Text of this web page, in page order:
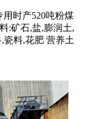
用时产520吨粉煤
:矿石,盐,膨润土,
瓷料,花肥 营养土